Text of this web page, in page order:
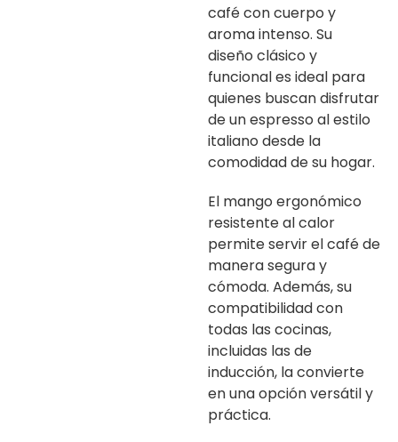
café con cuerpo y
aroma intenso. Su
diseño clásico y
funcional es ideal para
quienes buscan disfrutar
de un espresso al estilo
italiano desde la
comodidad de su hogar.
El mango ergonómico
resistente al calor
permite servir el café de
manera segura y
cómoda. Además, su
compatibilidad con
todas las cocinas,
incluidas las de
inducción, la convierte
en una opción versátil y
práctica.